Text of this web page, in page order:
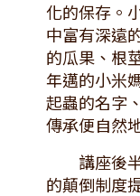
化的保存。
中富有深遠
的瓜果、根
年邁的小米
起蟲的名字
傳承便自然
講座後半
的顛倒制度